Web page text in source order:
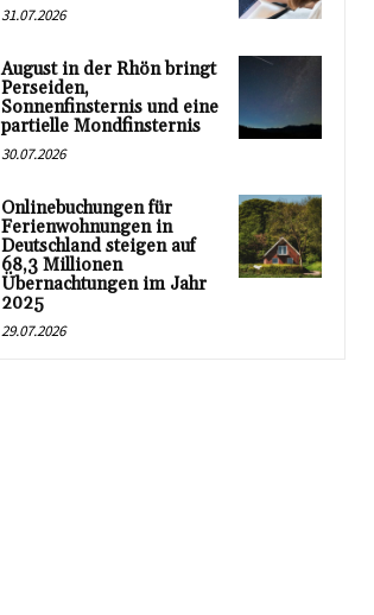
31.07.2026
August in der Rhön bringt
Perseiden,
Sonnenfinsternis und eine
partielle Mondfinsternis
30.07.2026
Onlinebuchungen für
Ferienwohnungen in
Deutschland steigen auf
68,3 Millionen
Übernachtungen im Jahr
2025
29.07.2026